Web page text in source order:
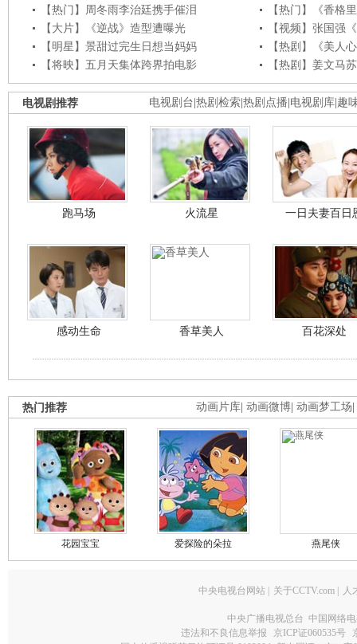
【热门】周冬雨李治廷携手催泪
【热门】《香格
【大片】《逆战》造型遭曝光
【视频】张国强
【明星】景甜过完生日想当妈妈
【热剧】《美人
【将映】五月天集体跨界拍电影
【热剧】姜文马
电视剧台 热剧检索 热剧点播 电视剧库 趣
电视剧推荐
跑马场 火流星 一日夫妻百日
感动生命 香草美人 百花深处
动画片库 动画微博 动画梦工场
热门推荐
花园宝宝 爱探险的朵拉 燕尾侠
中央电视台网站 关于CCTV.com 人
中央广播电视总台 中国网络
违法和不良信息举报
京ICP证060535号